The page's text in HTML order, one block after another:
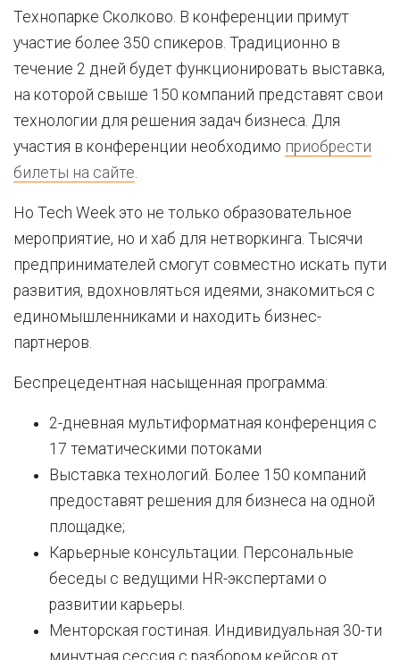
Технопарке Сколково. В конференции примут
участие более 350 спикеров. Традиционно в
течение 2 дней будет функционировать выставка,
на которой свыше 150 компаний представят свои
технологии для решения задач бизнеса. Для
участия в конференции необходимо приобрести
билеты на сайте.
Но Tech Week это не только образовательное
мероприятие, но и хаб для нетворкинга. Тысячи
предпринимателей смогут совместно искать пути
развития, вдохновляться идеями, знакомиться с
единомышленниками и находить бизнес-
партнеров.
Беспрецедентная насыщенная программа:
2-дневная мультиформатная конференция c
17 тематическими потоками
Выставка технологий. Более 150 компаний
предоставят решения для бизнеса на одной
площадке;
Карьерные консультации. Персональные
беседы с ведущими HR-экспертами о
развитии карьеры.
Менторская гостиная. Индивидуальная 30-ти